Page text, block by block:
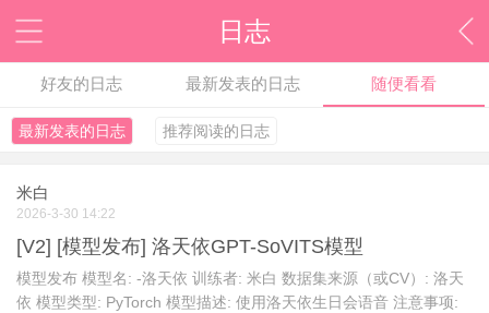
日志
好友的日志 最新发表的日志 随便看看
最新发表的日志 推荐阅读的日志
米白
2026-3-30 14:22
[V2] [模型发布] 洛天依GPT-SoVITS模型
模型发布 模型名: -洛天依 训练者: 米白 数据集来源（或CV）: 洛天
依 模型类型: PyTorch 模型描述: 使用洛天依生日会语音 注意事项: